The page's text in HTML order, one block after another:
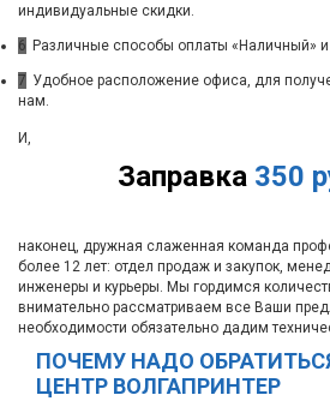
индивидуальные скидки.
6 Различные способы оплаты «Наличный» и
7 Удобное расположение офиса, для
нам.
Заправка 350
И,
наконец, дружная слаженная команда
более 12 лет: отдел продаж и закупок,
инженеры и курьеры. Мы гордимся
внимательно рассматриваем все Ваши
необходимости обязательно дадим
ПОЧЕМУ НАДО
ЦЕНТР ВОЛГАПРИНТЕР